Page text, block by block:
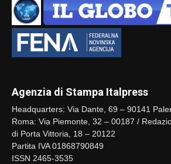
Agenzia di Stampa Italpress
Headquarters: Via Dante, 69 – 90141
Roma: Via Piemonte, 32 – 00187 /
di Porta Vittoria, 18 – 20122
Partita IVA 01868790849
ISSN 2465-3535